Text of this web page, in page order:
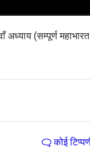
अध्याय (सम्पूर्ण
कोई